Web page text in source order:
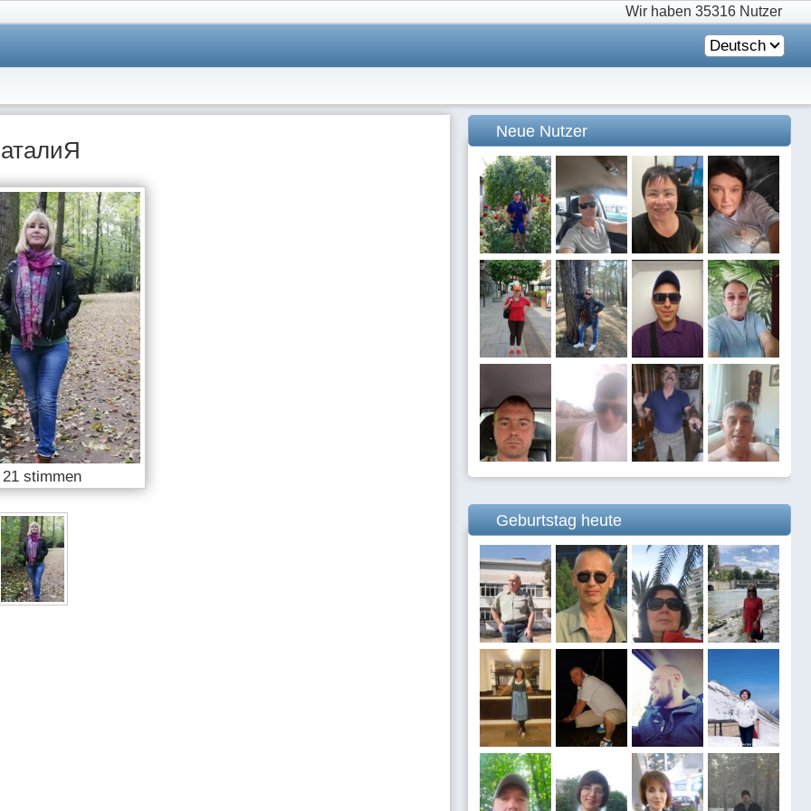
Wir haben 35316 Nutzer
Deutsch
21 stimmen
Neue Nutzer
Geburtstag heute